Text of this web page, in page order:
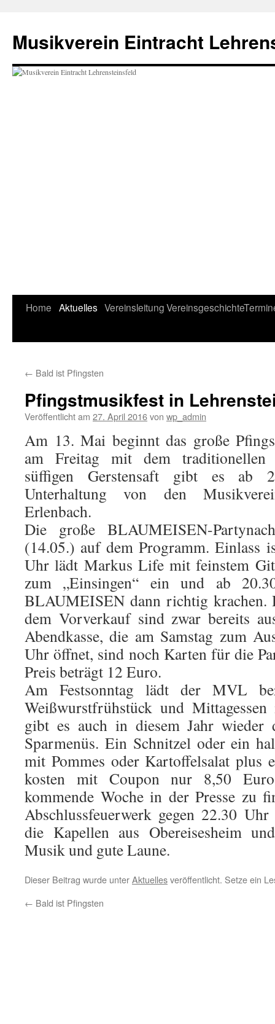
springen
Musikverein Eintracht
Home Aktuelles VereinsleitungVereinsgeschichte
← Bald ist Pfingsten
Pfingstmusikfest in
Veröffentlicht am 27. April 2016von wp_admin
Am 13. Mai beginnt das große
am Freitag mit dem traditionellen
süffigen Gerstensaft gibt es ab
Unterhaltung von den
Erlenbach.
Die große BLAUMEISEN-
(14.05.) auf dem Programm. Einlass
Uhr lädt Markus Life mit feinstem
zum „Einsingen“ ein und ab
BLAUMEISEN dann richtig krachen.
dem Vorverkauf sind zwar bereits
Abendkasse, die am Samstag zum
Uhr öffnet, sind noch Karten für die
Preis beträgt 12 Euro.
Am Festsonntag lädt der MVL
Weißwurstfrühstück und
gibt es auch in diesem Jahr wieder
Sparmenüs. Ein Schnitzel oder ein
mit Pommes oder Kartoffelsalat plus
kosten mit Coupon nur 8,50
kommende Woche in der Presse zu
Abschlussfeuerwerk gegen 22.30
die Kapellen aus Obereisesheim
Musik und gute Laune.
Dieser Beitrag wurde unterAktuellesveröffentlicht. Setze ein
← Bald ist Pfingsten